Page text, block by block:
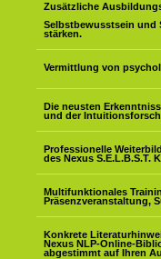
Zusätzliche
Selbstbewusstsein und
stärken.
Vermittlung von
Die neusten
und der
Professionelle
des Nexus S.E.L.B.S.T.
Multifunktionales
Präsenzveranstaltung,
Konkrete
Nexus NLP-Online-
abgestimmt auf Ihren